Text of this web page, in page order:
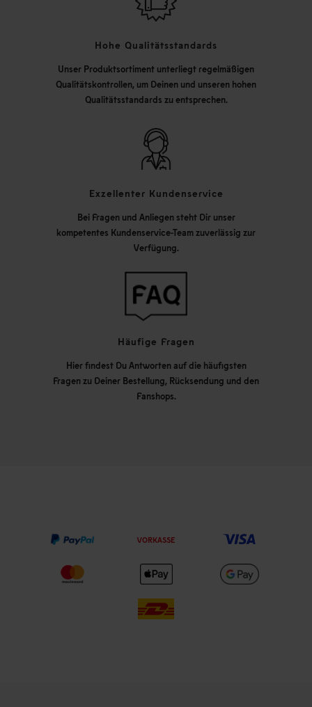
Hohe Qualitätsstandards
Unser Produktsortiment unterliegt regelmäßigen
Qualitätskontrollen, um Deinen und unseren hohen
Qualitätsstandards zu entsprechen.
Exzellenter Kundenservice
Bei Fragen und Anliegen steht Dir unser
kompetentes Kundenservice-Team zuverlässig zur
Verfügung.
Häufige Fragen
Hier findest Du Antworten auf die häufigsten
Fragen zu Deiner Bestellung, Rücksendung und den
Fanshops.
VORKASSE